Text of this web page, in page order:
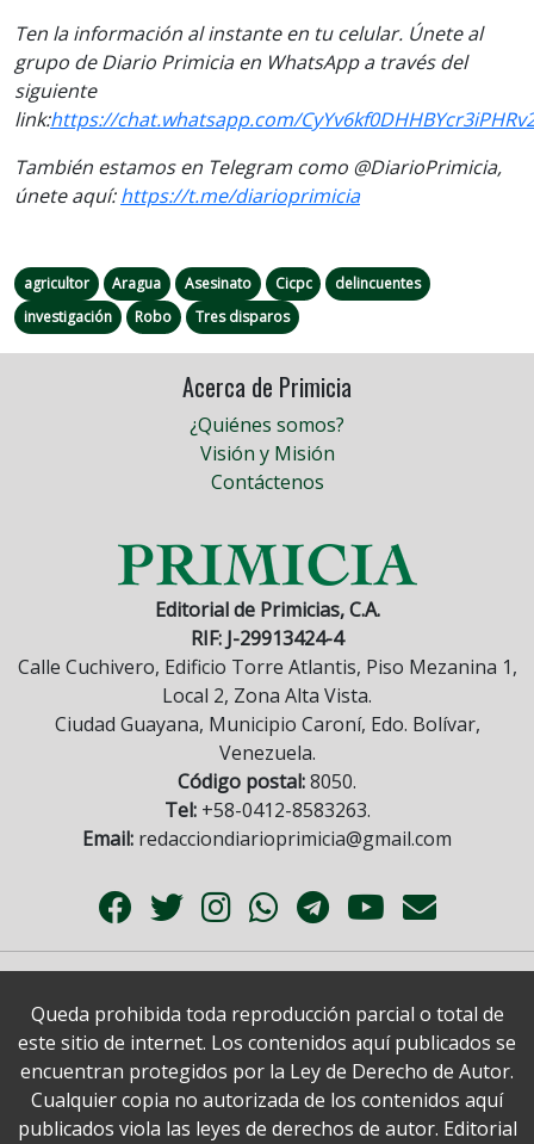
Ten la información al instante en tu celular. Únete al
grupo de Diario Primicia en WhatsApp a través del
siguiente
link:https://chat.whatsapp.com/
También estamos en Telegram como @DiarioPrimicia,
únete aquí:https://t.me/diarioprimicia
agricultor Aragua Asesinato Cicpc
delincuentes
investigación
Robo Tres disparos
Acerca de Primicia
¿Quiénes somos?
Visión y Misión
Contáctenos
Editorial de Primicias, C.A.
RIF: J-29913424-4
Calle Cuchivero, Edificio Torre Atlantis, Piso Mezanina 1,
Local 2, Zona Alta Vista.
Ciudad Guayana, Municipio Caroní, Edo. Bolívar,
Venezuela.
Código postal:8050.
Tel:+58-0412-8583263.
Email: redacciondiarioprimicia@gmail.com
Queda prohibida toda reproducción parcial o total de
este sitio de internet. Los contenidos aquí publicados se
encuentran protegidos por la Ley de Derecho de Autor.
Cualquier copia no autorizada de los contenidos aquí
publicados viola las leyes de derechos de autor. Editorial